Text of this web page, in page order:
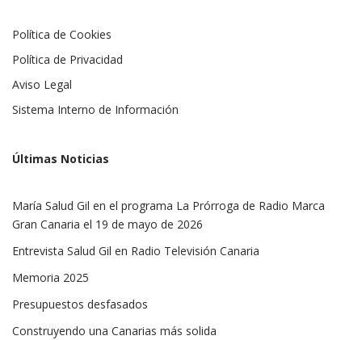
Política de Cookies
Política de Privacidad
Aviso Legal
Sistema Interno de Información
Últimas Noticias
María Salud Gil en el programa La Prórroga de Radio Marca
Gran Canaria el 19 de mayo de 2026
Entrevista Salud Gil en Radio Televisión Canaria
Memoria 2025
Presupuestos desfasados
Construyendo una Canarias más solida